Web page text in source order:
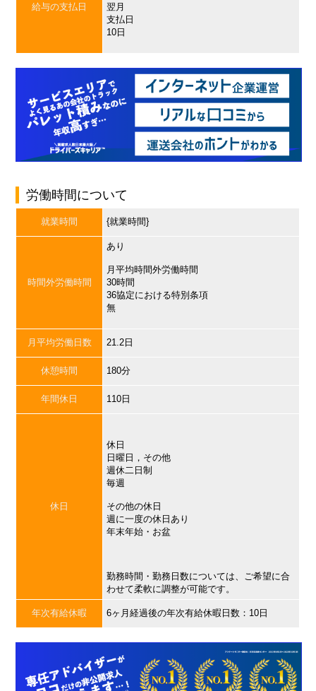
給与の支払日
翌月
支払日
10日
労働時間について
就業時間 {就業時間}
時間外労働時間
あり
月平均時間外労働時間
30時間
36協定における特別条項
無
月平均労働日数 21.2日
休憩時間 180分
年間休日 110日
休日
休日
日曜日，その他
週休二日制
毎週
その他の休日
週に一度の休日あり
年末年始・お盆
勤務時間・勤務日数については、ご希望に合
わせて柔軟に調整が可能です。
年次有給休暇 6ヶ月経過後の年次有給休暇日数：10日